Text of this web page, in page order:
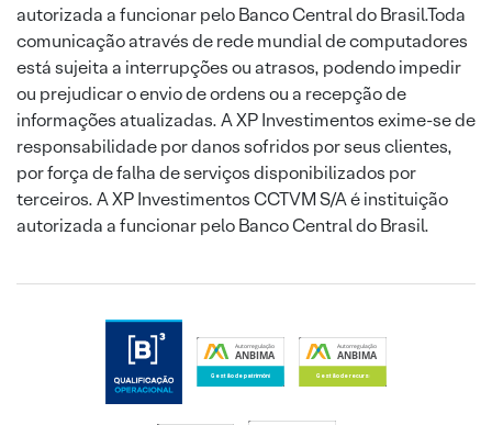
autorizada a funcionar pelo Banco Central do Brasil.Toda
comunicação através de rede mundial de computadores
está sujeita a interrupções ou atrasos, podendo impedir
ou prejudicar o envio de ordens ou a recepção de
informações atualizadas. A XP Investimentos exime-se de
responsabilidade por danos sofridos por seus clientes,
por força de falha de serviços disponibilizados por
terceiros. A XP Investimentos CCTVM S/A é instituição
autorizada a funcionar pelo Banco Central do Brasil.